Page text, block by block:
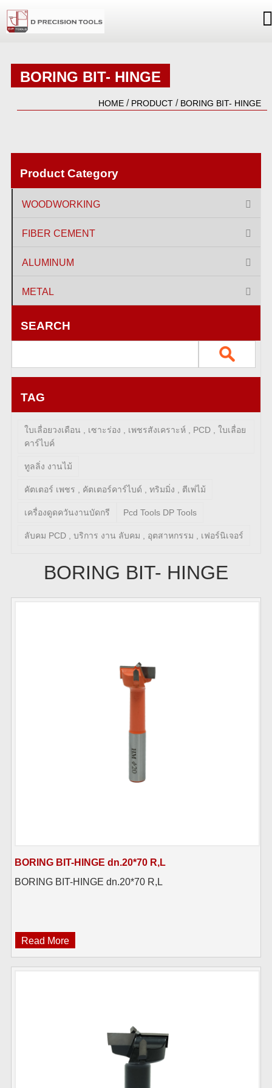
BORING BIT- HINGE
HOME / PRODUCT / BORING BIT- HINGE
Product Category
WOODWORKING
FIBER CEMENT
ALUMINUM
METAL
SEARCH
TAG
ใบเลื่อยวงเดือน , เซาะร่อง , เพชรสังเคราะห์ , PCD , ใบเลื่อย
คาร์ไบค์
ทูลลิ่ง งานไม้
คัตเตอร์ เพชร , คัตเตอร์คาร์ไบด์ , ทริมมิ่ง , ตีเพ่ไม้
เครื่องดูดควันงานบัดกรี Pcd Tools DP Tools
ลับคม PCD , บริการ งาน ลับคม , อุตสาหกรรม , เฟอร์นิเจอร์
BORING BIT- HINGE
BORING BIT-HINGE dn.20*70 R,L
BORING BIT-HINGE dn.20*70 R,L
Read More